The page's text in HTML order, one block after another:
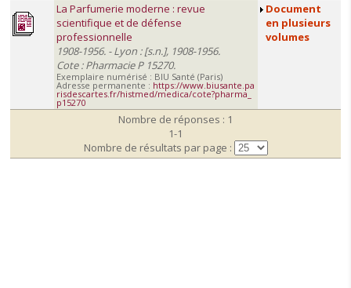
La Parfumerie moderne : revue
scientifique et de défense
professionnelle
1908-1956. - Lyon : [s.n.], 1908-1956.
Cote : Pharmacie P 15270.
Exemplaire numérisé : BIU Santé (Paris)
Adresse permanente : https://www.biusante.pa
risdescartes.fr/histmed/medica/cote?pharma_
p15270
Document
en plusieurs
volumes
Nombre de réponses : 1
1-1
Nombre de résultats par page :